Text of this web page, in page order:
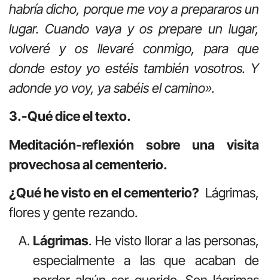
habría dicho, porque me voy a prepararos un
lugar. Cuando vaya y os prepare un lugar,
volveré y os llevaré conmigo, para que
donde estoy yo estéis también vosotros. Y
adonde yo voy, ya sabéis el camino».
3.-Qué dice el texto.
Meditación-reflexión sobre una visita
provechosa al cementerio.
¿Qué he visto en el cementerio? Lágrimas,
flores y gente rezando.
Lágrimas. He visto llorar a las personas,
especialmente a las que acaban de